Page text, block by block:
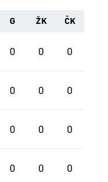
G ŽK ČK
0 0 0
0 0 0
0 0 0
0 0 0